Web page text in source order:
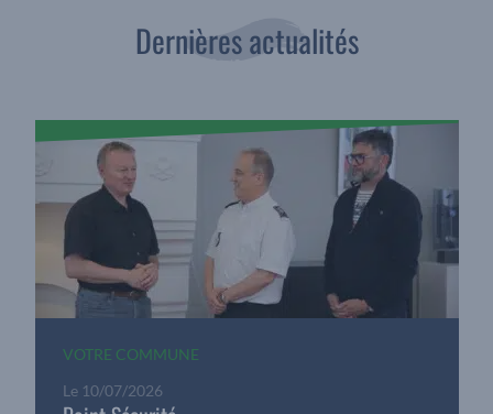
Dernières actualités
VOTRE COMMUNE
Le 10/07/2026